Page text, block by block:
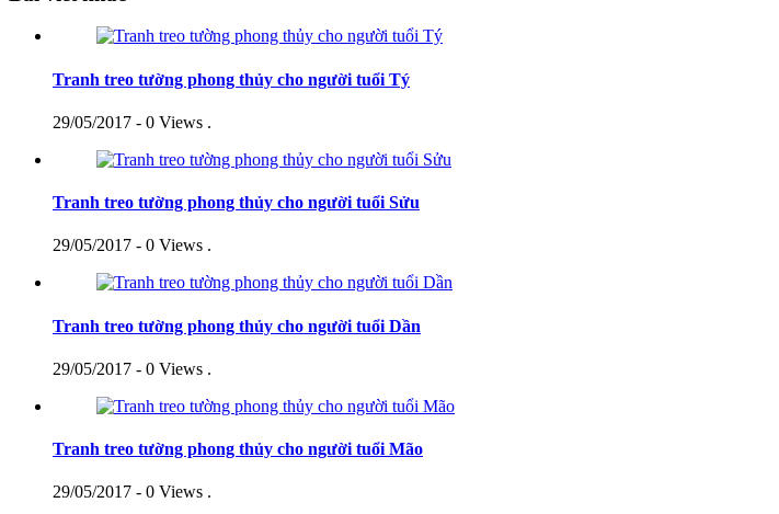
Tranh treo tường phong thủy cho người tuổi Tý
29/05/2017 - 0 Views .
Tranh treo tường phong thủy cho người tuổi Sửu
29/05/2017 - 0 Views .
Tranh treo tường phong thủy cho người tuổi Dần
29/05/2017 - 0 Views .
Tranh treo tường phong thủy cho người tuổi Mão
29/05/2017 - 0 Views .